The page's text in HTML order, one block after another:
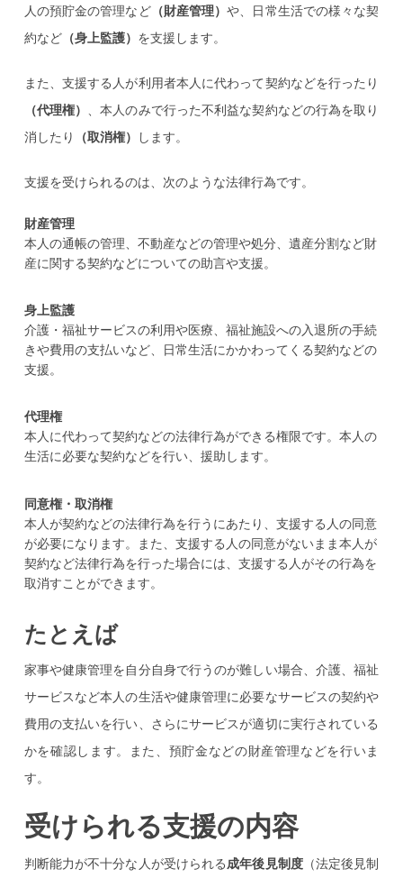
人の預貯金の管理など（財産管理）や、日常生活での様々な契
約など（身上監護） を支援します。
また、支援する人が利用者本人に代わって契約などを行ったり
（代理権）
、本人のみで行った不利益な契約などの行為を取り
消したり （取消権） します。
支援を受けられるのは、次のような法律行為です。
財産管理
本人の通帳の管理、不動産などの管理や処分、遺産分割など財
産に関する契約などについての助言や支援。
身上監護
介護・福祉サービスの利用や医療、福祉施設への入退所の手続
きや費用の支払いなど、日常生活にかかわってくる契約などの
支援。
代理権
本人に代わって契約などの法律行為ができる権限です。本人の
生活に必要な契約などを行い、援助します。
同意権・取消権
本人が契約などの法律行為を行うにあたり、支援する人の同意
が必要になります。また、支援する人の同意がないまま本人が
契約など法律行為を行った場合には、支援する人がその行為を
取消すことができます。
たとえば
家事や健康管理を自分自身で行うのが難しい場合、介護、福祉
サービスなど本人の生活や健康管理に必要なサービスの契約や
費用の支払いを行い、さらにサービスが適切に実行されている
かを確認します。また、預貯金などの財産管理などを行いま
す。
受けられる支援の内容
判断能力が不十分な人が受けられる成年後見制度（法定後見制